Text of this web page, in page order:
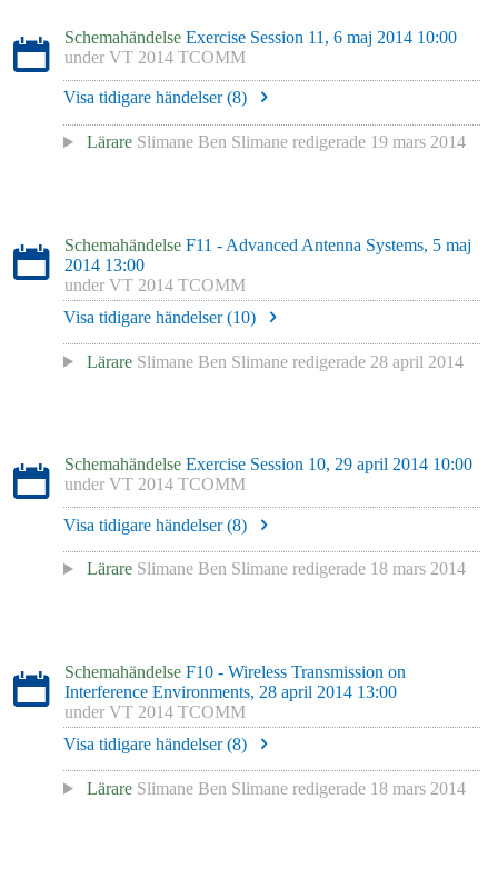
Schemahändelse Exercise Session 11, 6 maj 2014 10:00
under VT 2014 TCOMM
Visa tidigare händelser (8)
Lärare Slimane Ben Slimaneredigerade 19 mars 2014
Schemahändelse F11 - Advanced Antenna Systems, 5 maj
2014 13:00
under VT 2014 TCOMM
Visa tidigare händelser (10)
Lärare Slimane Ben Slimaneredigerade 28 april 2014
Schemahändelse Exercise Session 10, 29 april 2014 10:00
under VT 2014 TCOMM
Visa tidigare händelser (8)
Lärare Slimane Ben Slimaneredigerade 18 mars 2014
Schemahändelse F10 - Wireless Transmission on
Interference Environments, 28 april 2014 13:00
under VT 2014 TCOMM
Visa tidigare händelser (8)
Lärare Slimane Ben Slimaneredigerade 18 mars 2014